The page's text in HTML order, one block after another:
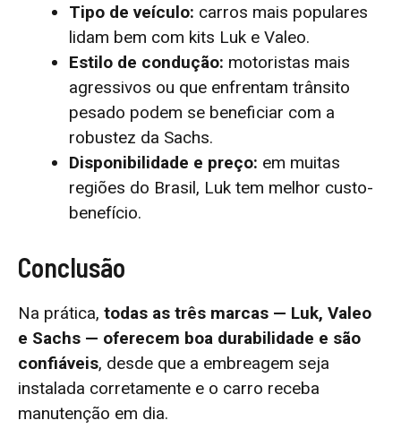
Tipo de veículo: carros mais populares
lidam bem com kits Luk e Valeo.
Estilo de condução: motoristas mais
agressivos ou que enfrentam trânsito
pesado podem se beneficiar com a
robustez da Sachs.
Disponibilidade e preço: em muitas
regiões do Brasil, Luk tem melhor custo-
benefício.
Conclusão
Na prática, todas as três marcas — Luk, Valeo
e Sachs — oferecem boa durabilidade e são
confiáveis, desde que a embreagem seja
instalada corretamente e o carro receba
manutenção em dia.